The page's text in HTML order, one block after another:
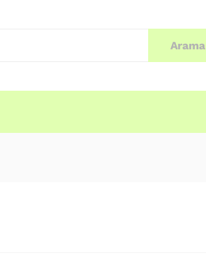
Arama